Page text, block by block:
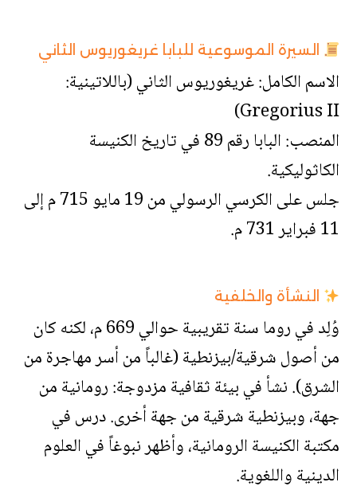
السيرة الموسوعية للبابا غريغوريوس الثاني
الاسم الكامل: غريغوريوس الثاني (باللاتينية:
Gregorius II)
المنصب: البابا رقم 89 في تاريخ الكنيسة
الكاثوليكية.
جلس على الكرسي الرسولي من 19 مايو 715 م إلى
11 فبراير 731 م.
النشأة والخلفية
وُلِد في روما سنة تقريبية حوالي 669 م، لكنه كان
من أصول شرقية/بيزنطية (غالباً من أسر مهاجرة من
الشرق). نشأ في بيئة ثقافية مزدوجة: رومانية من
جهة، وبيزنطية شرقية من جهة أخرى. درس في
مكتبة الكنيسة الرومانية، وأظهر نبوغاً في العلوم
الدينية واللغوية.